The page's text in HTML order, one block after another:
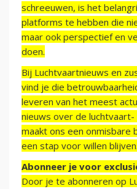
schreeuwen, is het
platforms te hebben die
maar ook perspectief en
doen.
Bij Luchtvaartnieuws en
vind je die
leveren van het meest
nieuws over de
maakt ons een onmisbare
een stap voor willen blijven.
Abonneer je voor
Door je te abonneren op